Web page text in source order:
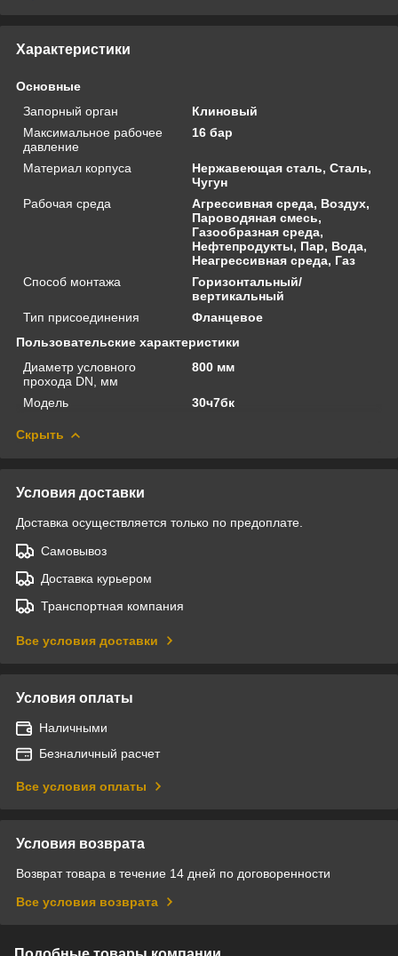
Характеристики
Основные
Запорный орган
Клиновый
Максимальное рабочее
давление
16 бар
Материал корпуса
Нержавеющая сталь, Сталь,
Чугун
Рабочая среда
Агрессивная среда, Воздух,
Пароводяная смесь,
Газообразная среда,
Нефтепродукты, Пар, Вода,
Неагрессивная среда, Газ
Способ монтажа
Горизонтальный/
вертикальный
Тип присоединения
Фланцевое
Пользовательские характеристики
Диаметр условного
прохода DN, мм
800 мм
Модель 30ч7бк
Скрыть
Условия доставки
Доставка осуществляется только по предоплате.
Самовывоз
Доставка курьером
Транспортная компания
Все условия доставки
Условия оплаты
Наличными
Безналичный расчет
Все условия оплаты
Условия возврата
Возврат товара в течение 14 дней по договоренности
Все условия возврата